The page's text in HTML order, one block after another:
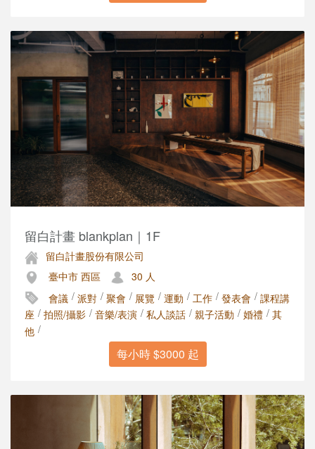
留白計畫 blankplan｜1F
留白計畫股份有限公司
臺中市 西區
30 人
會議 / 派對 / 聚會 / 展覽 / 運動 / 工作 / 發表會 / 課程講
座 / 拍照/攝影 / 音樂/表演 / 私人談話 / 親子活動 / 婚禮 / 其
他 /
每小時 $3000 起